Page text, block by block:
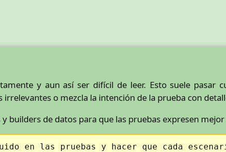
y aun así ser difícil de leer. Esto suele pasar
o mezcla la intención de la prueba con
builders de datos para que las pruebas expresen
en las pruebas y hacer que cada